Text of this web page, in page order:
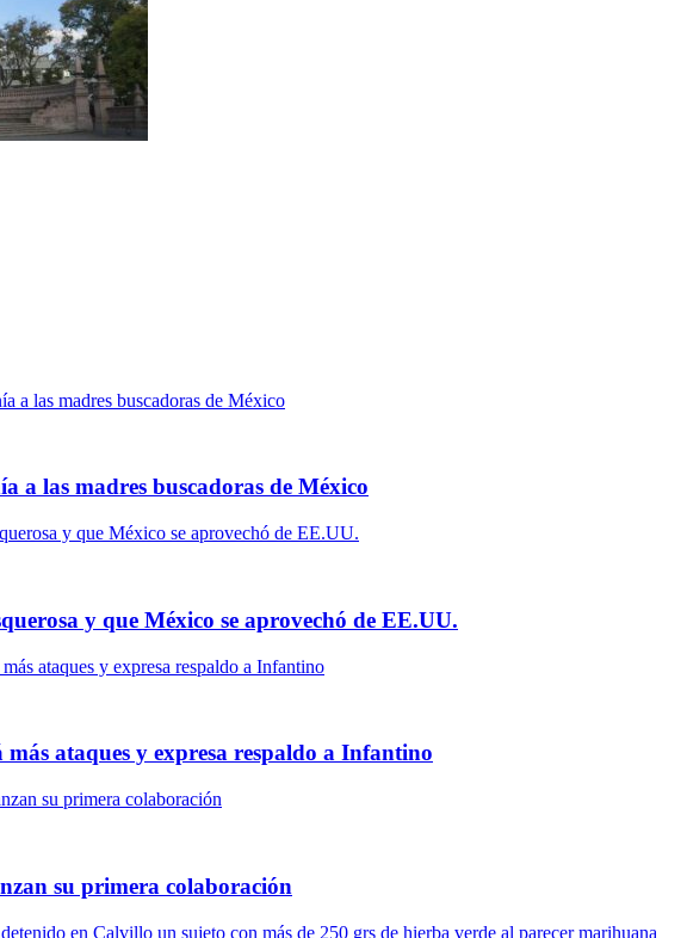
a las madres buscadoras de México
y que México se aprovechó de EE.UU.
ataques y expresa respaldo a Infantino
su primera colaboración